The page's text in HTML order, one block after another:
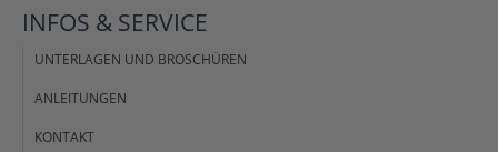
INFOS & SERVICE
UNTERLAGEN UND BROSCHÜREN
ANLEITUNGEN
KONTAKT